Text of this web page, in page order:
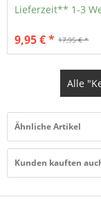
Lieferzeit** 1-3
17,95 € *
9,95 € *
Alle
Ähnliche Artikel
Kunden kauften